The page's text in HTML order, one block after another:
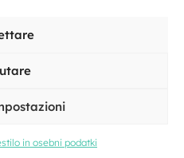
in osebni podatki